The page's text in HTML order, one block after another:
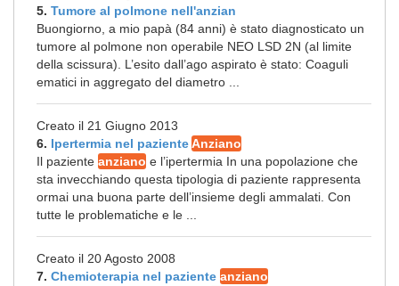
5. Tumore al polmone nell'anzian
Buongiorno, a mio papà (84 anni) è stato diagnosticato un
tumore al polmone non operabile NEO LSD 2N (al limite
della scissura). L’esito dall’ago aspirato è stato: Coaguli
ematici in aggregato del diametro ...
Creato il 21 Giugno 2013
6. Ipertermia nel pazienteAnziano
Il paziente anziano e l’ipertermia In una popolazione che
sta invecchiando questa tipologia di paziente rappresenta
ormai una buona parte dell’insieme degli ammalati. Con
tutte le problematiche e le ...
Creato il 20 Agosto 2008
7. Chemioterapia nel paziente anziano